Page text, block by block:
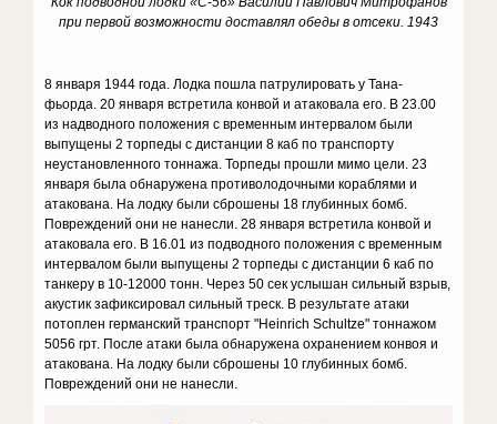
при первой возможности доставлял обеды в отсеки. 1943
8 января 1944 года. Лодка пошла патрулировать у Тана-
фьорда. 20 января встретила конвой и атаковала его. В 23.00
из надводного положения с временным интервалом были
выпущены 2 торпеды с дистанции 8 каб по транспорту
неустановленного тоннажа. Торпеды прошли мимо цели. 23
января была обнаружена противолодочными кораблями и
атакована. На лодку были сброшены 18 глубинных бомб.
Повреждений они не нанесли. 28 января встретила конвой и
атаковала его. В 16.01 из подводного положения с временным
интервалом были выпущены 2 торпеды с дистанции 6 каб по
танкеру в 10-12000 тонн. Через 50 сек услышан сильный взрыв,
акустик зафиксировал сильный треск. В результате атаки
потоплен германский транспорт "Heinrich Schultze" тоннажом
5056 грт. После атаки была обнаружена охранением конвоя и
атакована. На лодку были сброшены 10 глубинных бомб.
Повреждений они не нанесли.